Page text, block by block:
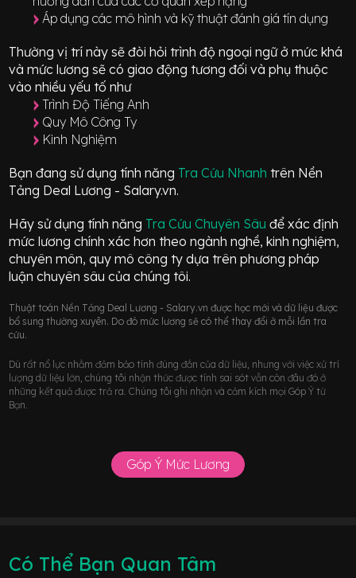
Áp dụng các mô hình và kỹ thuật đánh giá tín dụng
Thường vị trí này sẽ đòi hỏi trình độ ngoại ngữ ở mứckhá
và mức lương sẽ có giao động tương đối và phụ thuộc
vào nhiều yếu tố như
Trình Độ Tiếng Anh
Quy Mô Công Ty
Kinh Nghiệm
Bạn đang sử dụng tính năng Tra Cứu Nhanh trên Nền
Tảng Deal Lương - Salary.vn.
Hãy sử dụng tính năng Tra Cứu Chuyên Sâuđể xác định
mức lương chính xác hơn theo ngành nghề, kinh nghiệm,
chuyên môn, quy mô công ty dựa trên phương pháp
luận chuyên sâu của chúng tôi.
Thuật toán Nền Tảng Deal Lương - Salary.vn được học mới và dữ liệu được
bổ sung thường xuyên. Do đó mức lương sẽ có thể thay đổi ở mỗi lần tra
cứu.
Dù rất nổ lực nhằm đảm bảo tính đúng đắn của dữ liệu, nhưng với việc xử trí
lượng dữ liệu lớn, chúng tôi nhận thức được tính sai sót vẫn còn đâu đó ở
những kết quả được trả ra. Chúng tôi ghi nhận và cảm kích mọi Góp Ý từ
Bạn.
Góp Ý Mức Lương
Có Thể Bạn Quan Tâm